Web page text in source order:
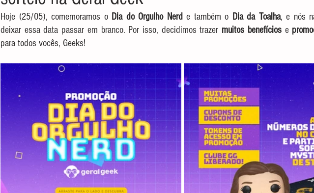
Hoje (25/05), comemoramos o Dia do Orgulho Nerd e também o Dia da Toalha, e nós
deixar essa data passar em branco. Por isso, decidimos trazer muitos benefícios e
para todos vocês, Geeks!